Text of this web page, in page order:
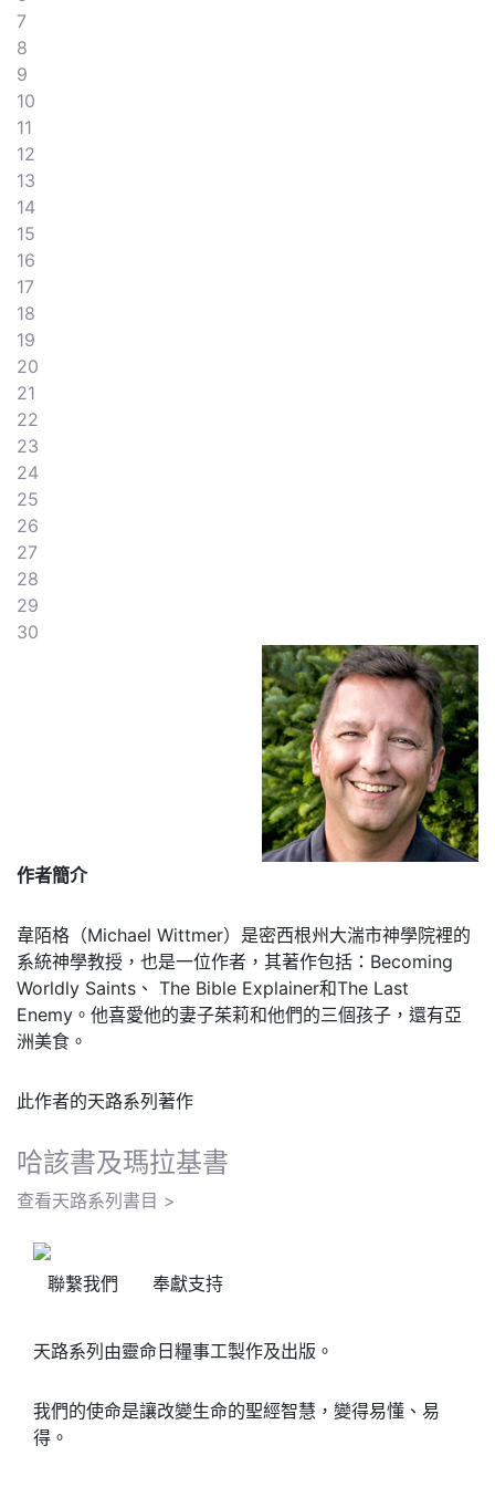
7
8
9
10
11
12
13
14
15
16
17
18
19
20
21
22
23
24
25
26
27
28
29
30
作者簡介
韋陌格（Michael Wittmer）是密西根州大湍市神學院裡的
系統神學教授，也是一位作者，其著作包括：Becoming
Worldly Saints、 The Bible Explainer和The Last
Enemy。他喜愛他的妻子茱莉和他們的三個孩子，還有亞
洲美食。
此作者的天路系列著作
哈該書及瑪拉基書
查看天路系列書目 >
聯繫我們 奉獻支持
天路系列由靈命日糧事工製作及出版。
我們的使命是讓改變生命的聖經智慧，變得易懂、易
得。